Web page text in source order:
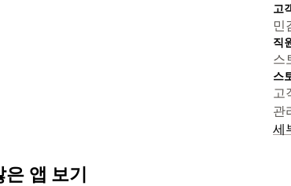
고
민
직
스
스
고
관
세
앱 보기